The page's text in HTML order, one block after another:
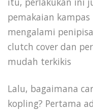
pemakaian
mengalami
clutch cover dan
mudah terkikis
Lalu, bagaimana
kopling? Pertama